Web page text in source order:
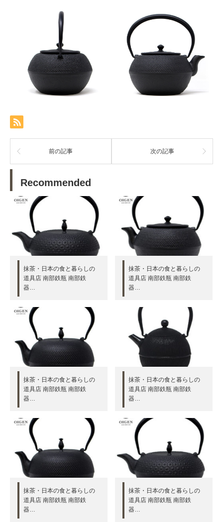
前の記事 次の記事
Recommended
抹茶・日本の食と暮らしの
道具店 南部鉄瓶 南部鉄
器…
抹茶・日本の食と暮らしの
道具店 南部鉄瓶 南部鉄
器…
抹茶・日本の食と暮らしの
道具店 南部鉄瓶 南部鉄
器…
抹茶・日本の食と暮らしの
道具店 南部鉄瓶 南部鉄
器…
抹茶・日本の食と暮らしの
道具店 南部鉄瓶 南部鉄
器…
抹茶・日本の食と暮らしの
道具店 南部鉄瓶 南部鉄
器…